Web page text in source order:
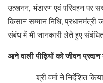
उत्खनन, भंडारण एवं परिवहन पर
किसान सम्मान निधि,
संबंध में भी जानकारी लेते हुए
आने वाली पीढ़ियों को जीवन
श्री वर्मा ने निर्देशित किया